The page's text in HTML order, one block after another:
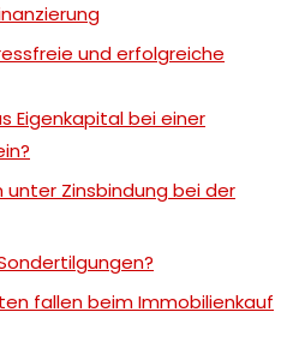
und erfolgreiche
Eigenkapital bei einer
Zinsbindung bei der
fallen beim Immobilienkauf